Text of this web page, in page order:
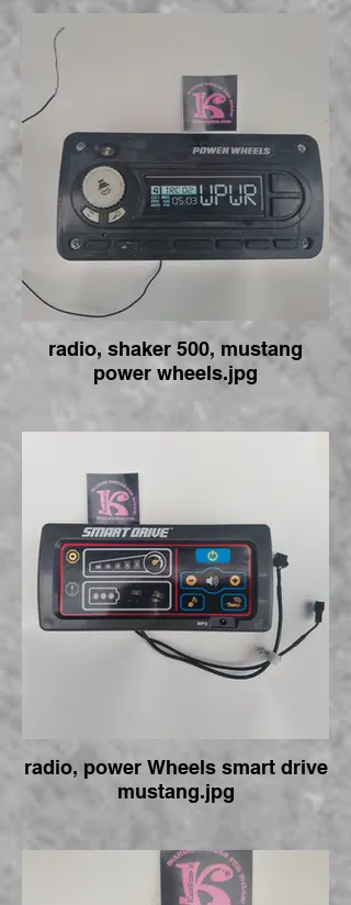
radio, shaker 500, mustang
power wheels.jpg
radio, power Wheels smart drive
mustang.jpg